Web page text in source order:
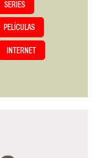
SERIES
PELÍCULAS
INTERNET